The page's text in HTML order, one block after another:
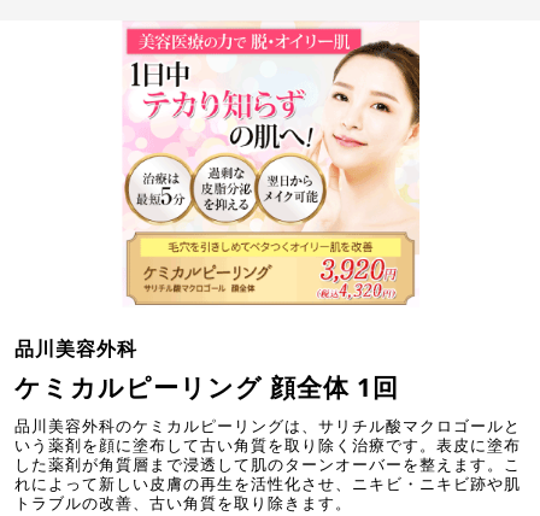
品川美容外科
ケミカルピーリング 顔全体 1回
品川美容外科のケミカルピーリングは、サリチル酸マクロゴールと
いう薬剤を顔に塗布して古い角質を取り除く治療です。表皮に塗布
した薬剤が角質層まで浸透して肌のターンオーバーを整えます。こ
れによって新しい皮膚の再生を活性化させ、ニキビ・ニキビ跡や肌
トラブルの改善、古い角質を取り除きます。